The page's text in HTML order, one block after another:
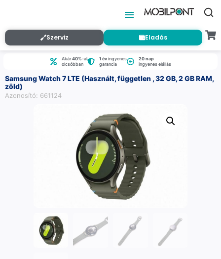
Szerviz Eladás
Akár40%-al
olcsóbban
1 évingyenes
garancia
20 nap
ingyenes elállás
Samsung Watch 7 LTE (Használt, független , 32 GB, 2 GB RAM,
zöld)
Azonosító: 661124